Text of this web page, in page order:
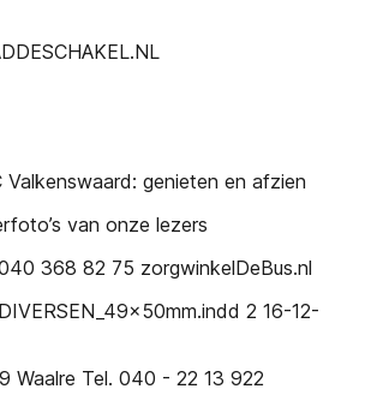
genieten en afzien
van onze lezers
368 82 75 zorgwinkelDeBus.nl
2 16-12-
Waalre Tel. 040 - 22 13 922